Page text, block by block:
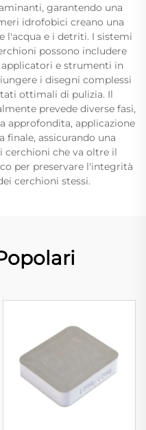
garantendo una
idrofobici creano una
l'acqua e i detriti. I sistemi
possono includere
applicatori e strumenti in
i disegni complessi
ottimali di pulizia. Il
prevede diverse fasi,
approfondita, applicazione
finale, assicurando una
cerchioni che va oltre il
per preservare l'integrità
cerchioni stessi.